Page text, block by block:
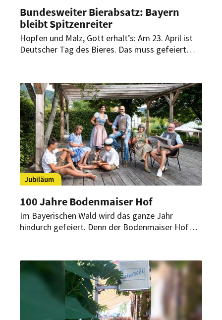
Bundesweiter Bierabsatz: Bayern
bleibt Spitzenreiter
Hopfen und Malz, Gott erhalt’s: Am 23. April ist
Deutscher Tag des Bieres. Das muss gefeiert
Bier?
Jubiläum
100 Jahre Bodenmaiser Hof
Im Bayerischen Wald wird das ganze Jahr
hindurch gefeiert. Denn der Bodenmaiser Hof